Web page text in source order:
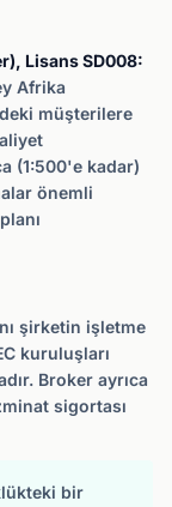
Lisans SD008:
Afrika
müşterilere
(1:500'e kadar)
önemli
şirketin işletme
kuruluşları
Broker ayrıca
sigortası
bir